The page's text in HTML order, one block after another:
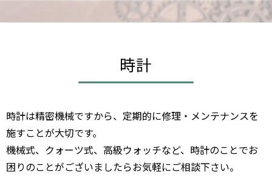
時計
時計は精密機械ですから、定期的に修理・メンテナンスを
施すことが大切です。
機械式、クォーツ式、高級ウォッチなど、時計のことでお
困りのことがございましたらお気軽にご相談下さい。